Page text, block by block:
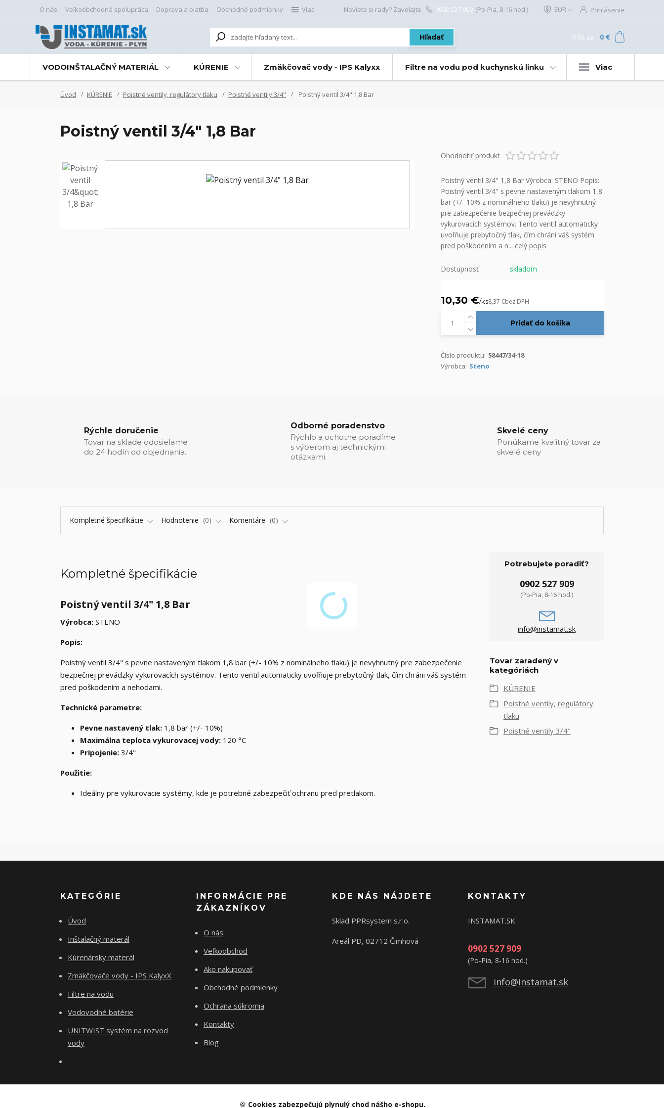
O nás Veľkoobchodná spolupráca Doprava a platba Obchodné podmienky Viac EUR Prihlásenie
Hľadať
Neviete si rady? Zavolajte. 0902 527 909 (Po-Pia, 8-16 hod.)
0 ks za 0 €
VODOINŠTALAČNÝ MATERIÁL KÚRENIE Zmäkčovač vody - IPS Kalyxx Filtre na vodu pod kuchynskú linku Viac
Úvod KÚRENIE Poistné ventily, regulátory tlaku Poistné ventily 3/4" Poistný ventil 3/4" 1,8 Bar
Poistný ventil 3/4" 1,8 Bar
Ohodnotiť produkt
Poistný ventil 3/4" 1,8 Bar Výrobca: STENO Popis:
Poistný ventil 3/4" s pevne nastaveným tlakom 1,8
bar (+/- 10% z nominálneho tlaku) je nevyhnutný
pre zabezpečenie bezpečnej prevádzky
vykurovacích systémov. Tento ventil automaticky
uvoľňuje prebytočný tlak, čím chráni váš systém
pred poškodením a n... celý popis
Dostupnosť skladom
10,30 €/ks8,37 €bez DPH
Pridať do košíka
Číslo produktu: 58447/34-18
Výrobca: Steno
Rýchle doručenie
Tovar na sklade odosielame
do 24 hodín od objednania.
Odborné poradenstvo
Rýchlo a ochotne poradíme
s výberom aj technickými
otázkami.
Skvelé ceny
Ponúkame kvalitný tovar za
skvelé ceny
Kompletné špecifikácie Hodnotenie 0 Komentáre 0
Kompletné špecifikácie
Poistný ventil 3/4" 1,8 Bar
Výrobca: STENO
Popis:
Poistný ventil 3/4" s pevne nastaveným tlakom 1,8 bar (+/- 10% z nominálneho tlaku) je nevyhnutný pre zabezpečenie
bezpečnej prevádzky vykurovacích systémov. Tento ventil automaticky uvoľňuje prebytočný tlak, čím chráni váš systém
pred poškodením a nehodami.
Technické parametre:
Pevne nastavený tlak: 1,8 bar (+/- 10%)
Maximálna teplota vykurovacej vody: 120 °C
Pripojenie: 3/4"
Použitie:
Ideálny pre vykurovacie systémy, kde je potrebné zabezpečiť ochranu pred pretlakom.
Potrebujete poradiť?
0902 527 909
(Po-Pia, 8-16 hod.)
info@instamat.sk
Tovar zaradený v
kategóriách
KÚRENIE
Poistné ventily, regulátory
tlaku
Poistné ventily 3/4"
KATEGÓRIE
Úvod
Inštalačný materál
Kúrenársky materál
Zmäkčovače vody - IPS KalyxX
Filtre na vodu
Vodovodné batérie
UNITWIST systém na rozvod
vody
INFORMÁCIE PRE
ZÁKAZNÍKOV
O nás
Veľkoobchod
Ako nakupovať
Obchodné podmienky
Ochrana súkromia
Kontakty
Blog
KDE NÁS NÁJDETE
Sklad PPRsystem s.r.o.
Areál PD, 02712 Čimhová
KONTAKTY
INSTAMAT.SK
0902 527 909
(Po-Pia, 8-16 hod.)
info@instamat.sk
🍪 Cookies zabezpečujú plynulý chod nášho e-shopu.